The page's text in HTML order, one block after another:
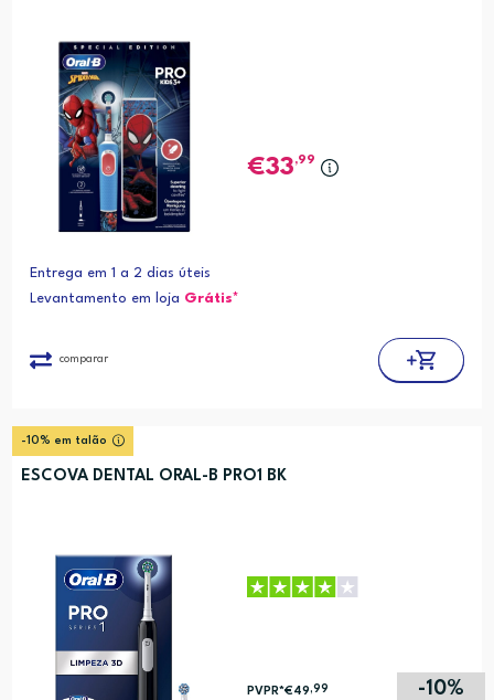
33,99
Entrega em 1 a 2 dias úteis
Levantamento em loja Grátis*
comparar
-10% em talão
ESCOVA DENTAL ORAL-B PRO1 BK
-10%
PVPR*€49 ,99